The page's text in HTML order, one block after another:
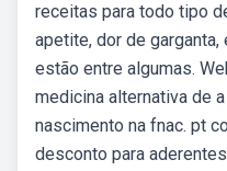
receitas para todo tipo
apetite, dor de
estão entre algumas.
medicina alternativa de
nascimento na fnac. pt
desconto para